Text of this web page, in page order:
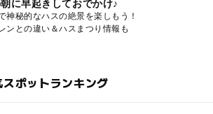
に早起きしておでかけ♪
神秘的なハスの絶景を楽しもう！
ンとの違い＆ハスまつり情報も
ポットランキング